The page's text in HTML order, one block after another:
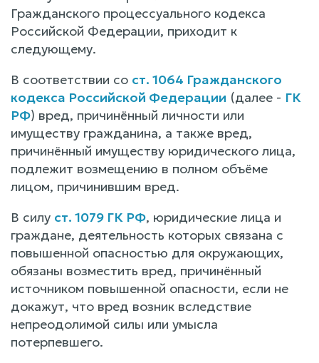
Гражданского процессуального кодекса
Российской Федерации, приходит к
следующему.
В соответствии со ст. 1064 Гражданского
кодекса Российской Федерации (далее - ГК
РФ) вред, причинённый личности или
имуществу гражданина, а также вред,
причинённый имуществу юридического лица,
подлежит возмещению в полном объёме
лицом, причинившим вред.
В силу ст. 1079 ГК РФ, юридические лица и
граждане, деятельность которых связана с
повышенной опасностью для окружающих,
обязаны возместить вред, причинённый
источником повышенной опасности, если не
докажут, что вред возник вследствие
непреодолимой силы или умысла
потерпевшего.